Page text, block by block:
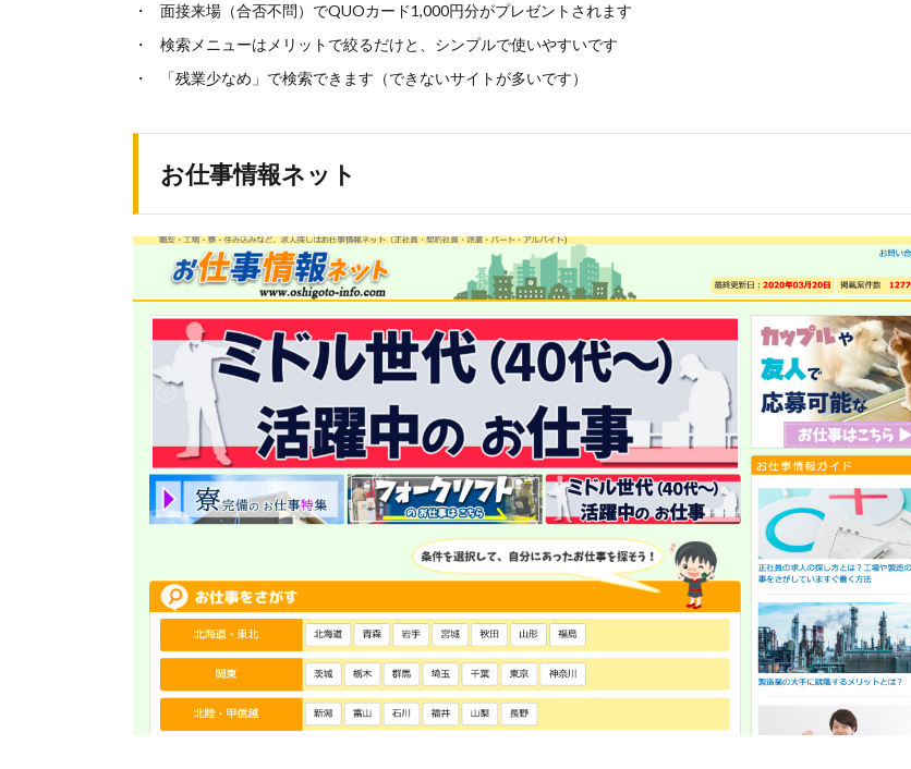
面接来場（合否不問）でQUOカード1,000円分がプレゼントされます
検索メニューはメリットで絞るだけと、シンプルで使いやすいです
「残業少なめ」で検索できます（できないサイトが多いです）
お仕事情報ネット